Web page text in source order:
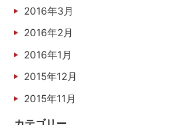
2016年3月
2016年2月
2016年1月
2015年12月
2015年11月